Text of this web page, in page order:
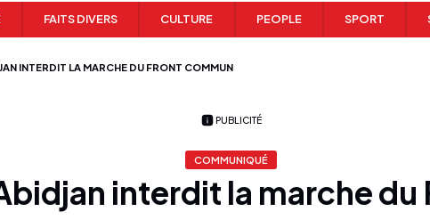
FAITS DIVERS CULTURE PEOPLE SPORT
INTERDIT LA MARCHE DU FRONT COMMUN
PUBLICITÉ
COMMUNIQUÉ
interdit la marche